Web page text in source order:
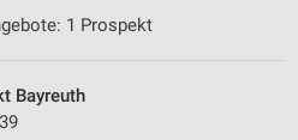
1 Prospekt
Bayreuth